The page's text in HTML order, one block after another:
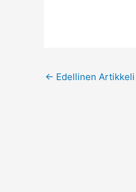
← Edellinen Artikkeli